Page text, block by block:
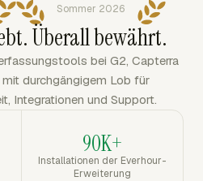
Sommer 2026
Überall bewährt.
bei G2, Capterra
durchgängigem Lob für
Integrationen und Support.
90K+
Installationen der Everhour-
Erweiterung